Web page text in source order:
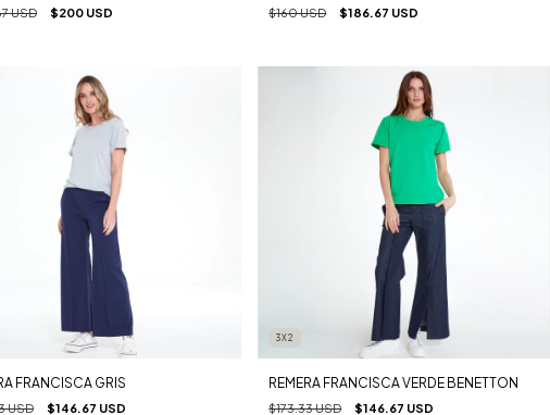
USD $200 USD $160 USD $186.67 USD
FRANCISCA GRIS
USD $146.67 USD
3X2
REMERA FRANCISCA VERDE BENETTON
$173.33 USD $146.67 USD